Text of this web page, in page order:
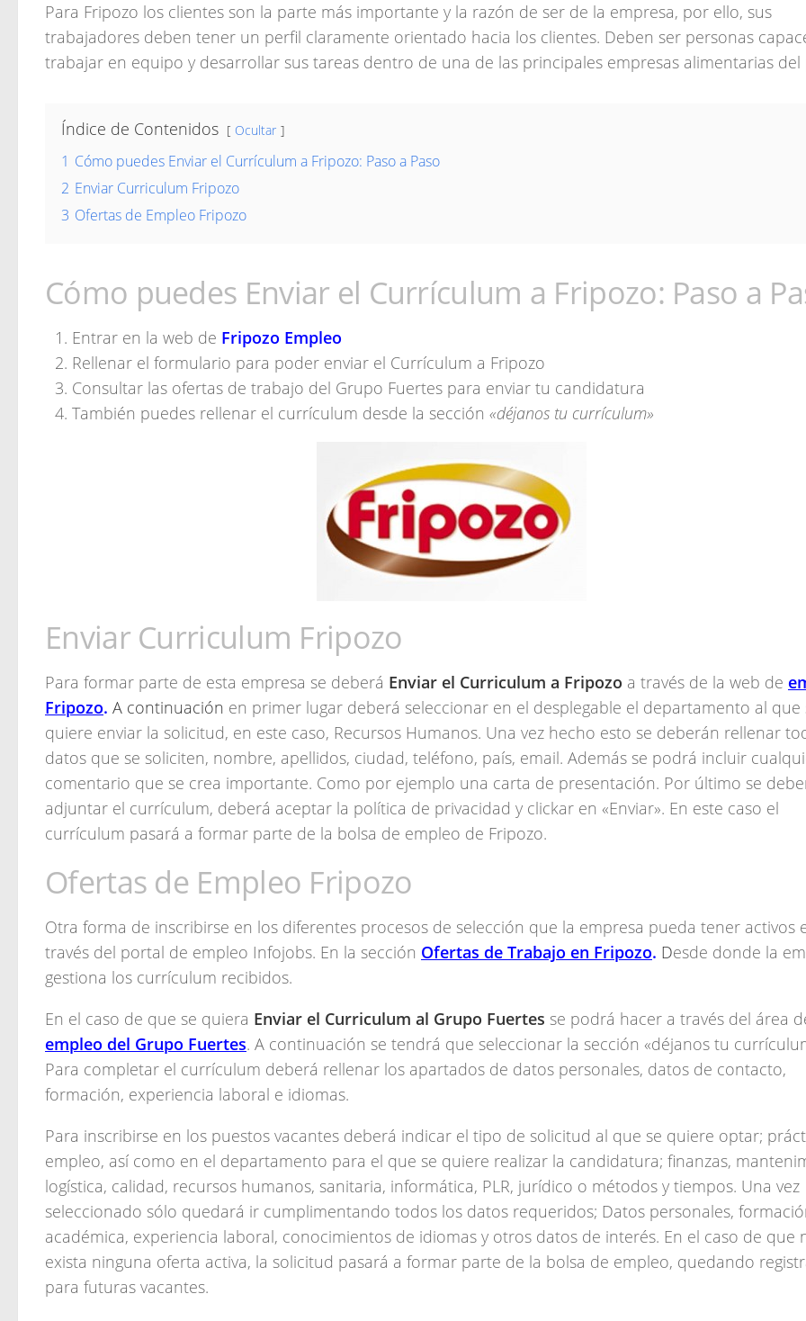
Para Fripozo los clientes son la parte más importante y la razón de ser de la empresa, por ello, sus
trabajadores deben tener un perfil claramente orientado hacia los clientes. Deben ser personas
trabajar en equipo y desarrollar sus tareas dentro de una de las principales empresas alimentarias del
Índice de Contenidos Ocultar
1 Cómo puedes Enviar el Currículum a Fripozo: Paso a Paso
2 Enviar Curriculum Fripozo
3 Ofertas de Empleo Fripozo
Cómo puedes Enviar el Currículum a Fripozo: Paso a
Entrar en la web de Fripozo Empleo
Rellenar el formulario para poder enviar el Currículum a Fripozo
Consultar las ofertas de trabajo del Grupo Fuertes para enviar tu candidatura
También puedes rellenar el currículum desde la sección «déjanos tu currículum»
Enviar Curriculum Fripozo
Para formar parte de esta empresa se deberá Enviar el Curriculum a Fripozo a través de la web de
Fripozo. A continuación en primer lugar deberá seleccionar en el desplegable el departamento al que
quiere enviar la solicitud, en este caso, Recursos Humanos. Una vez hecho esto se deberán rellenar
datos que se soliciten, nombre, apellidos, ciudad, teléfono, país, email. Además se podrá incluir
comentario que se crea importante. Como por ejemplo una carta de presentación. Por último se
adjuntar el currículum, deberá aceptar la política de privacidad y clickar en «Enviar». En este caso el
currículum pasará a formar parte de la bolsa de empleo de Fripozo.
Ofertas de Empleo Fripozo
Otra forma de inscribirse en los diferentes procesos de selección que la empresa pueda tener activos
través del portal de empleo Infojobs. En la sección Ofertas de Trabajo en Fripozo. Desde donde la
gestiona los currículum recibidos.
En el caso de que se quiera Enviar el Curriculum al Grupo Fuertes se podrá hacer a través del área
empleo del Grupo Fuertes. A continuación se tendrá que seleccionar la sección «déjanos tu
Para completar el currículum deberá rellenar los apartados de datos personales, datos de contacto,
formación, experiencia laboral e idiomas.
Para inscribirse en los puestos vacantes deberá indicar el tipo de solicitud al que se quiere optar;
empleo, así como en el departamento para el que se quiere realizar la candidatura; finanzas,
logística, calidad, recursos humanos, sanitaria, informática, PLR, jurídico o métodos y tiempos. Una vez
seleccionado sólo quedará ir cumplimentando todos los datos requeridos; Datos personales,
académica, experiencia laboral, conocimientos de idiomas y otros datos de interés. En el caso de que
exista ninguna oferta activa, la solicitud pasará a formar parte de la bolsa de empleo, quedando
para futuras vacantes.